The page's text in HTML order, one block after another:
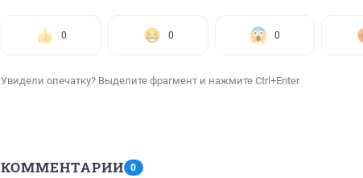
0 0 0
Увидели опечатку? Выделите фрагмент и нажмите Ctrl+Enter
КОММЕНТАРИИ 0